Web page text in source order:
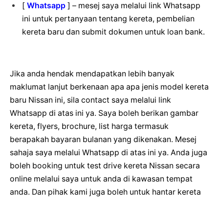
[ Whatsapp ] – mesej saya melalui link Whatsapp
ini untuk pertanyaan tentang kereta, pembelian
kereta baru dan submit dokumen untuk loan bank.
Jika anda hendak mendapatkan lebih banyak
maklumat lanjut berkenaan apa apa jenis model kereta
baru Nissan ini, sila contact saya melalui link
Whatsapp di atas ini ya. Saya boleh berikan gambar
kereta, flyers, brochure, list harga termasuk
berapakah bayaran bulanan yang dikenakan. Mesej
sahaja saya melalui Whatsapp di atas ini ya. Anda juga
boleh booking untuk test drive kereta Nissan secara
online melalui saya untuk anda di kawasan tempat
anda. Dan pihak kami juga boleh untuk hantar kereta